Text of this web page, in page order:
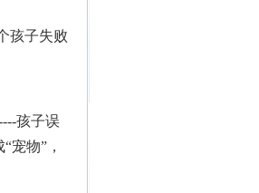
孩子失败
孩子误
宠物”，